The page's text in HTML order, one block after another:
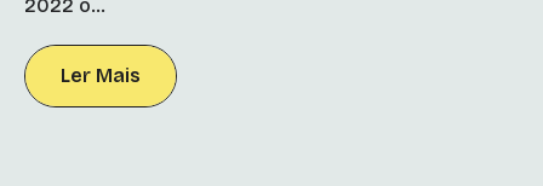
2022 o...
Ler Mais